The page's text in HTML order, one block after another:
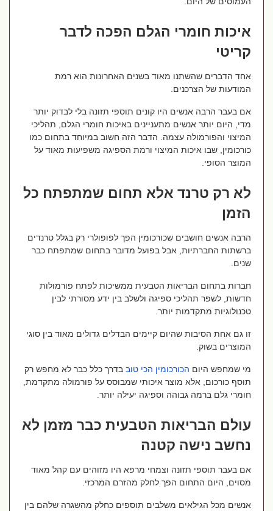
איכות חומרי הגלם הפכה לדבר
קריטי
אחד הדברים שהשתנו מאוד בשנים האחרונות הוא רמת
המודעות של הצרכנים.
אם בעבר הרבה אנשים היו קונים תוספי תזונה בלי לבדוק יותר
מדי, היום יותר אנשים מתעניינים באיכות חומרי הגלם, תהליכי
המיצוי והפורמולה עצמה. הדבר הזה חשוב במיוחד בתחום כמו
כורכומין, שבו איכות המיצוי ורמת הספיגה משפיעות מאוד על
המוצר הסופי.
לא רק טרנד אלא תחום שמתפתח כל
הזמן
הרבה אנשים חושבים שכורכומין הפך לפופולרי רק בגלל טרנדים
ברשתות החברתיות, אבל בפועל מדובר בתחום שמתפתח כבר
שנים.
חברות בתחום הבריאות הטבעית ממשיכות לפתח פורמולות
חדשות, לשפר תהליכי ספיגה ולשלב בין ידע מסורתי לבין
טכנולוגיות מתקדמות יותר.
זו גם אחת הסיבות שהיום קיימים הבדלים גדולים מאוד בין סוגי
המוצרים בשוק.
מי שמחפש היוםהכורכומין הכי טובבדרך כלל כבר לא מחפש רק
תוסף כורכום, אלא מוצר איכותי שמבוסס על פורמולה מתקדמת,
חומרי גלם ברמה גבוהה וספיגה יעילה יותר.
עולם הבריאות הטבעית כבר מזמן לא
נחשב נישה קטנה
אם בעבר תוספי תזונה וצמחי מרפא היו מזוהים עם קהל מאוד
מסוים, היום התחום הפך לחלק מהזרם המרכזי.
אנשים מכל הגילאים משלבים תוספים כחלק מהשגרה שלהם בין